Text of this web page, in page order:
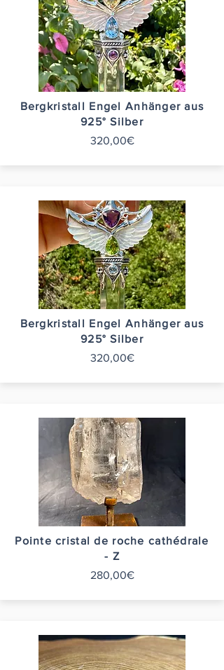
Bergkristall Engel Anhänger aus
925° Silber
320,00€
Bergkristall Engel Anhänger aus
925° Silber
320,00€
Pointe cristal de roche cathédrale
- Z
280,00€